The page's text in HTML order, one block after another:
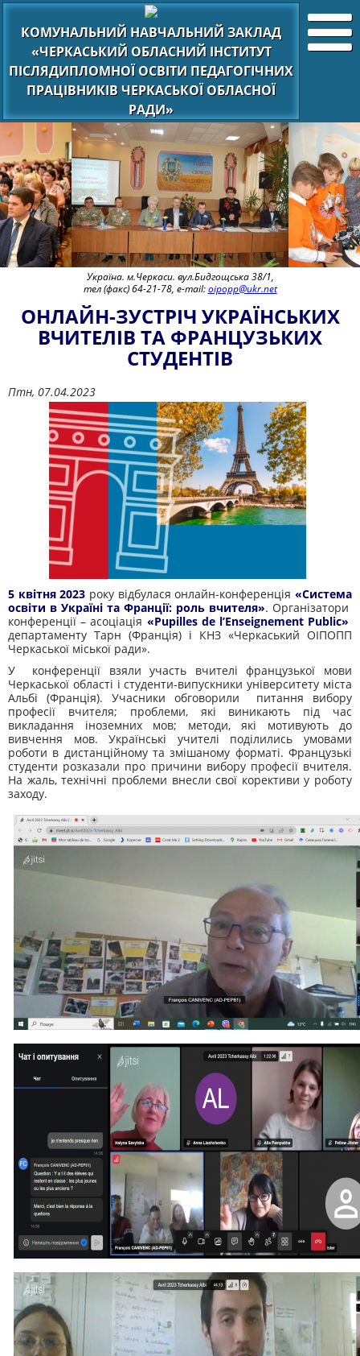
КОМУНАЛЬНИЙ НАВЧАЛЬНИЙ ЗАКЛАД
«ЧЕРКАСЬКИЙ ОБЛАСНИЙ ІНСТИТУТ
ПІСЛЯДИПЛОМНОЇ ОСВІТИ ПЕДАГОГІЧНИХ
ПРАЦІВНИКІВ ЧЕРКАСЬКОЇ ОБЛАСНОЇ
РАДИ»
Україна. м.Черкаси. вул.Бидгощська 38/1,
тел (факс) 64-21-78, e-mail:oipopp@ukr.net
ОНЛАЙН-ЗУСТРІЧ УКРАЇНСЬКИХ
ВЧИТЕЛІВ ТА ФРАНЦУЗЬКИХ
СТУДЕНТІВ
Птн, 07.04.2023
5 квітня2023 року відбулася онлайн-конференція «Система
освіти в Україні та Франції: роль вчителя». Організатори
конференції – асоціація «Pupilles de l’Enseignement Public»
департаменту Тарн (Франція) і КНЗ «Черкаський ОІПОПП
Черкаської міської ради».
У конференції взяли участь вчителі французької мови
Черкаської області і студенти-випускники університету міста
Альбі (Франція).
Учасники обговорили питання вибору
професії вчителя; проблеми, які виникають під час
викладання іноземних мов; методи, які мотивують до
вивчення мов. Українські учителі поділились умовами
роботи в дистанційному та змішаному форматі. Французькі
студенти розказали про причини вибору професії вчителя.
На жаль, технічні проблеми внесли свої корективи у роботу
заходу.